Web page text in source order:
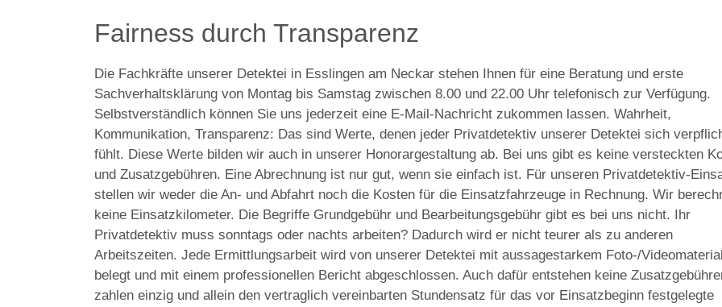
Fairness durch Transparenz
Die Fachkräfte unserer Detektei in Esslingen am Neckar stehen Ihnen für eine Beratung und erste
Sachverhaltsklärung von Montag bis Samstag zwischen 8.00 und 22.00 Uhr telefonisch zur Verfügung.
Selbstverständlich können Sie uns jederzeit eine E-Mail-Nachricht zukommen lassen. Wahrheit,
Kommunikation, Transparenz: Das sind Werte, denen jeder Privatdetektiv unserer Detektei sich
fühlt. Diese Werte bilden wir auch in unserer Honorargestaltung ab. Bei uns gibt es keine versteckten
und Zusatzgebühren. Eine Abrechnung ist nur gut, wenn sie einfach ist. Für unseren Privatdetektiv-
stellen wir weder die An- und Abfahrt noch die Kosten für die Einsatzfahrzeuge in Rechnung. Wir
keine Einsatzkilometer. Die Begriffe Grundgebühr und Bearbeitungsgebühr gibt es bei uns nicht. Ihr
Privatdetektiv muss sonntags oder nachts arbeiten? Dadurch wird er nicht teurer als zu anderen
Arbeitszeiten. Jede Ermittlungsarbeit wird von unserer Detektei mit aussagestarkem Foto-/Videomaterial
belegt und mit einem professionellen Bericht abgeschlossen. Auch dafür entstehen keine
zahlen einzig und allein den vertraglich vereinbarten Stundensatz für das vor Einsatzbeginn festgelegte